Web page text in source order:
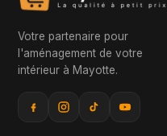
Votre partenaire pour
l'aménagement de votre
intérieur à Mayotte.